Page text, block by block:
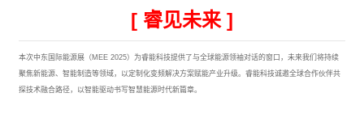
[ 睿见未来 ]
本次中东国际能源展（MEE 2025）为睿能科技提供了与全球能源领袖对话的窗口，未来我们将持续
聚焦新能源、智能制造等领域，以定制化变频解决方案赋能产业升级。睿能科技诚邀全球合作伙伴共
探技术融合路径，以智能驱动书写智慧能源时代新篇章。